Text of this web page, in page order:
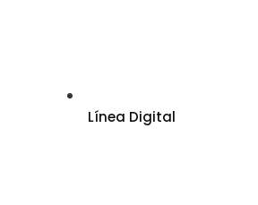
Línea Digital